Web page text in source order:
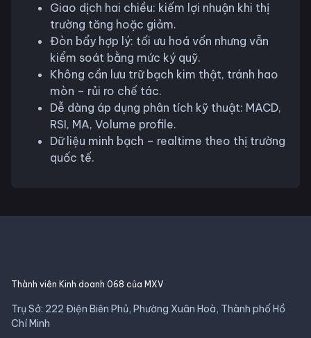
Giao dịch hai chiều: kiếm lợi nhuận khi thị
trường tăng hoặc giảm.
Đòn bẩy hợp lý: tối ưu hoá vốn nhưng vẫn
kiểm soát bằng mức ký quỹ.
Không cần lưu trữ bạch kim thật, tránh hao
mòn – rủi ro chế tác.
Dễ dàng áp dụng phân tích kỹ thuật: MACD,
RSI, MA, Volume profile.
Dữ liệu minh bạch – realtime theo thị trường
quốc tế.
Thành viên Kinh doanh 068 của MXV
Trụ Sở: 222 Điện Biên Phủ, Phường Xuân Hoà, Thành phố Hồ
Chí Minh